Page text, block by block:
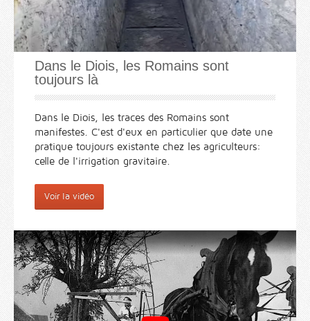
Dans le Diois, les Romains sont
toujours là
Dans le Diois, les traces des Romains sont
manifestes. C'est d'eux en particulier que date une
pratique toujours existante chez les agriculteurs:
celle de l'irrigation gravitaire.
Voir la vidéo